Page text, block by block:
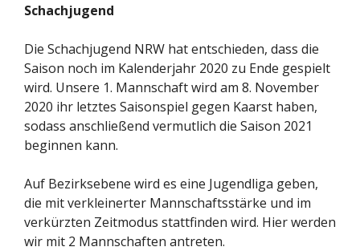
Schachjugend
Die Schachjugend NRW hat entschieden, dass die
Saison noch im Kalenderjahr 2020 zu Ende gespielt
wird. Unsere 1. Mannschaft wird am 8. November
2020 ihr letztes Saisonspiel gegen Kaarst haben,
sodass anschließend vermutlich die Saison 2021
beginnen kann.
Auf Bezirksebene wird es eine Jugendliga geben,
die mit verkleinerter Mannschaftsstärke und im
verkürzten Zeitmodus stattfinden wird. Hier werden
wir mit 2 Mannschaften antreten.